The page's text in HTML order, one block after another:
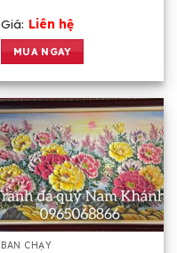
Giá: Liên hệ
MUA NGAY
BÁN CHẠY